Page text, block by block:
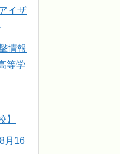
イザ
情報
等学
】
月16